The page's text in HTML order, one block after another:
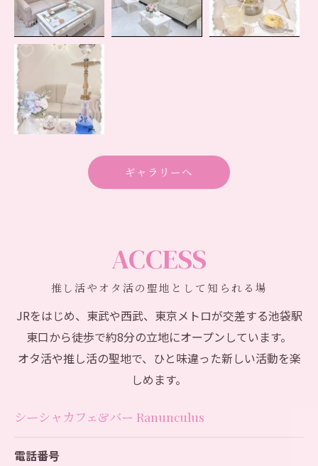
ギャラリーへ
推し活やオタ活の聖地として知られる場
ACCESS
JRをはじめ、東武や西武、東京メトロが交差する池袋駅
東口から徒歩で約8分の立地にオープンしています。
オタ活や推し活の聖地で、ひと味違った新しい活動を楽
しめます。
シーシャカフェ&バー Ranunculus
電話番号